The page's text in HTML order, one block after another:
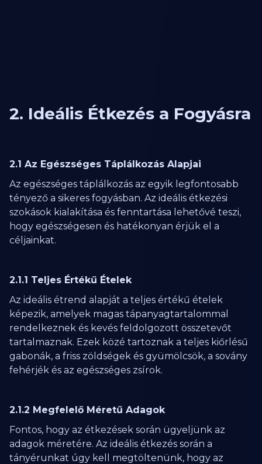
2. Ideális Étkezés a Fogyásra
2.1 Az Egészséges Táplálkozás Alapjai
Az egészséges táplálkozás az egyik legfontosabb
tényező a sikeres fogyásban. Az ideális étkezési
szokások kialakítása és fenntartása lehetővé teszi,
hogy egészségesen és hatékonyan érjük el a
céljainkat.
2.1.1 Teljes Értékű Ételek
Az ideális étrend alapját a teljes értékű ételek
képezik, amelyek magas tápanyagtartalommal
rendelkeznek és kevés feldolgozott összetevőt
tartalmaznak. Ezek közé tartoznak a teljes kiőrlésű
gabonák, a friss zöldségek és gyümölcsök, a sovány
fehérjék és az egészséges zsírok.
2.1.2 Megfelelő Méretű Adagok
Fontos, hogy az étkezések során ügyeljünk az
adagok méretére. Az ideális étkezés során a
tányérunkat úgy kell megtöltenünk, hogy az